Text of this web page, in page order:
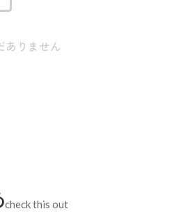
【LL】裾幅:53.0cm / ウエス
ます。
ありません
check this out